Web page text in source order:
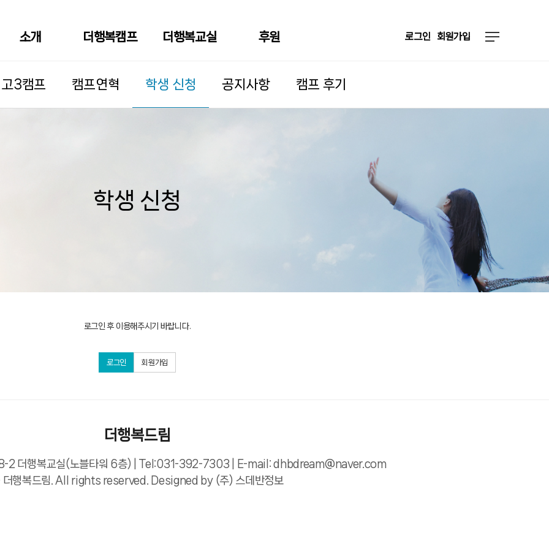
소개 더행복캠프 더행복교실 후원 로그인 회원가입
고3캠프 캠프연혁 학생 신청 공지사항 캠프 후기
학생 신청
로그인 후 이용해주시기 바랍니다.
로그인 회원가입
더행복드림
2 더행복교실(노블타워 6층) | Tel:031-392-7303 |
E-mail: dhbdream@naver.com
행복드림. All rights reserved. Designed by (주) 스데반정보